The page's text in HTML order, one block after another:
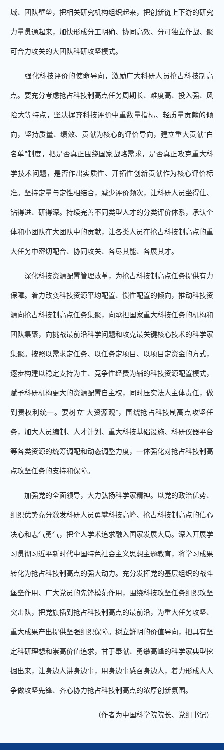
域、团队壁垒，把相关研究机构组织起来，把创新链上下游的研究
力量贯通起来，加快形成分工明确、协同高效、分可独立作战、聚
可合力攻关的大团队科研攻坚模式。
强化科技评价的使命导向，激励广大科研人员抢占科技制高
点。要充分考虑抢占科技制高点任务周期长、难度高、投入强、风
险大等特点，坚决摒弃科技评价中重数量指标、轻质量贡献的倾
向，坚持质量、绩效、贡献为核心的评价导向，建立重大贡献“白
名单”制度，把是否真正围绕国家战略需求，是否真正攻克重大科
学技术问题，是否作出实质性、开拓性创新贡献作为核心评价标
准。坚持定量与定性相结合，减少评价频次，让科研人员坐得住、
钻得进、研得深。持续完善不同类型人才的分类评价体系，承认个
体和小团队在大团队中的贡献，让各类人员在抢占科技制高点的重
大任务中密切配合、协同攻关、各尽其能、各展其才。
深化科技资源配置管理改革，为抢占科技制高点任务提供有力
保障。着力改变科技资源平均配置、惯性配置的倾向，推动科技资
源向抢占科技制高点任务集聚，向承担国家重大科技任务的机构和
团队集聚，向挑战最前沿科学问题和攻克最关键核心技术的科学家
集聚。按照以需求定任务、以任务定项目、以项目定资金的方式，
逐步构建以稳定支持为主、竞争性经费为辅的科技资源配置模式，
赋予科研机构更大的资源配置自主权，同时压实法人主体责任，做
到责权利统一。要树立“大资源观”，围绕抢占科技制高点攻坚任
务，加大人员编制、人才计划、重大科技基础设施、科研仪器平台
等各类资源的统筹调配和动态调整力度，一体强化对抢占科技制高
点攻坚任务的支持和保障。
加强党的全面领导，大力弘扬科学家精神。以党的政治优势、
组织优势充分激发科研人员勇攀科技高峰、抢占科技制高点的信心
决心和志气勇气，把个人学术追求融入国家发展大局。深入开展学
习贯彻习近平新时代中国特色社会主义思想主题教育，将学习成果
转化为抢占科技制高点的强大动力。充分发挥党的基层组织的战斗
堡垒作用、广大党员的先锋模范作用，围绕科技攻坚任务组织攻坚
突击队，把党旗插到抢占科技制高点的最前沿，为重大任务攻坚、
重大成果产出提供坚强组织保障。树立鲜明的价值导向，把具有坚
定科研理想和崇高价值追求，甘于奉献、勇攀高峰的科学家典型挖
掘出来，让身边人讲身边事，用身边事感召身边人，着力形成人人
争做攻坚先锋、齐心协力抢占科技制高点的浓厚创新氛围。
（作者为中国科学院院长、党组书记）